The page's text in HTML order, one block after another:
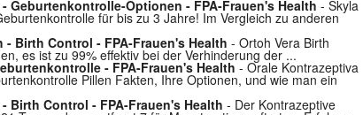
- Geburtenkontrolle-Optionen - FPA-Frauen's Health - Skyla
für bis zu 3 Jahre! Im Vergleich zu anderen
- Birth Control - FPA-Frauen's Health - Ortoh Vera Birth
es ist zu 99% effektiv bei der Verhinderung der ...
- FPA-Frauen's Health - Orale Kontrazeptiva
Pillen Fakten, Ihre Optionen, und wie man ein
Birth Control - FPA-Frauen's Health - Der Kontrazeptive